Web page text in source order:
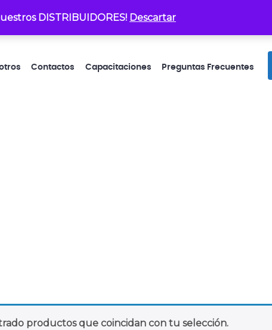
DISTRIBUIDORES! Descartar
atencionalcliente@electroprotecciones.com.ec
Contactos Capacitaciones Preguntas Frecuentes
productos que coincidan con tu selección.